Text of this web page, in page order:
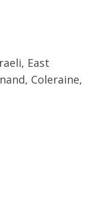
East
Coleraine,